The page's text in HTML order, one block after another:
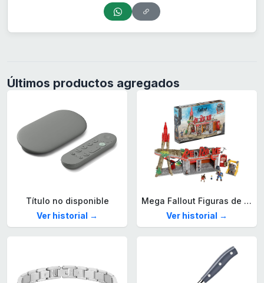
Últimos productos agregados
Título no disponible
Ver historial →
Mega Fallout Figuras de acción y Juguetes de construcción, Parada de Camiones Red Rocket con 824 Piezas, 2 Personajes articulados y Accesorios, para coleccionistas, HXT00
Ver historial →